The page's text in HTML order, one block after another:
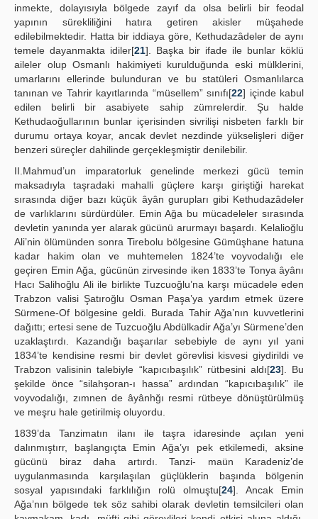
inmekte, dolayısıyla bölgede zayıf da olsa belirli bir feodal
yapının sürekliliğini hatıra getiren akisler müşahede
edilebilmektedir. Hatta bir iddiaya göre, Kethudazâdeler de aynı
temele dayanmakta idiler[21]. Başka bir ifade ile bunlar köklü
aileler olup Osmanlı hakimiyeti kurulduğunda eski mülklerini,
umarlarını ellerinde bulunduran ve bu statüleri Osmanlılarca
tanınan ve Tahrir kayıtlarında “müsellem” sınıfı[22] içinde kabul
edilen belirli bir asabiyete sahip zümrelerdir. Şu halde
Kethudaoğullarının bunlar içerisinden sivrilişi nisbeten farklı bir
durumu ortaya koyar, ancak devlet nezdinde yükselişleri diğer
benzeri süreçler dahilinde gerçekleşmiştir denilebilir.
II.Mahmud’un imparatorluk genelinde merkezi gücü temin
maksadıyla taşradaki mahalli güçlere karşı giriştiği harekat
sırasında diğer bazı küçük âyân gurupları gibi Kethudazâdeler
de varlıklarını sürdürdüler. Emin Ağa bu mücadeleler sırasında
devletin yanında yer alarak gücünü arurmayı başardı. Kelalioğlu
Ali’nin ölümünden sonra Tirebolu bölgesine Gümüşhane hatuna
kadar hakim olan ve muhtemelen 1824’te voyvodalığı ele
geçiren Emin Ağa, gücünün zirvesinde iken 1833’te Tonya âyânı
Hacı Salihoğlu Ali ile birlikte Tuzcuoğlu’na karşı mücadele eden
Trabzon valisi Şatıroğlu Osman Paşa’ya yardım etmek üzere
Sürmene-Of bölgesine geldi. Burada Tahir Ağa’nın kuvvetlerini
dağıttı; ertesi sene de Tuzcuoğlu Abdülkadir Ağa’yı Sürmene’den
uzaklaştırdı. Kazandığı başarılar sebebiyle de aynı yıl yani
1834’te kendisine resmi bir devlet görevlisi kisvesi giydirildi ve
Trabzon valisinin talebiyle “kapıcıbaşılık” rütbesini aldı[23]. Bu
şekilde önce “silahşoran-ı hassa” ardından “kapıcıbaşılık” ile
voyvodalığı, zımnen de âyânhğı resmi rütbeye dönüştürülmüş
ve meşru hale getirilmiş oluyordu.
1839’da Tanzimatın ilanı ile taşra idaresinde açılan yeni
dalınmıştırr, başlangıçta Emin Ağa’yı pek etkilemedi, aksine
gücünü biraz daha artırdı. Tanzi- maün Karadeniz’de
uygulanmasında karşılaşılan güçlüklerin başında bölgenin
sosyal yapısındaki farklılığın rolü olmuştu[24]. Ancak Emin
Ağa’nın bölgede tek söz sahibi olarak devletin temsilcileri olan